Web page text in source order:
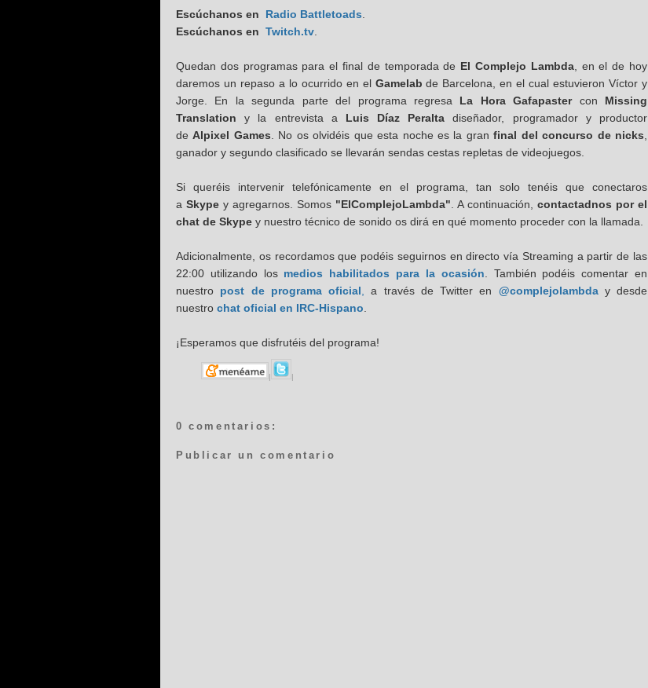
Escúchanos en Radio Battletoads
Escúchanos en Twitch.tv
Quedan dos programas para el final de temporada de El Complejo Lambda, en el de hoy
daremos un repaso a lo ocurrido en el Gamelab de Barcelona, en el cual estuvieron Víctor y
Jorge. En la segunda parte del programa regresa La Hora Gafapastercon Missing
Translation y la entrevista a Luis Díaz Peralta diseñador, programador y productor
deAlpixel Games . No os olvidéis que esta noche es la granfinal del concurso de nicks
ganador y segundo clasificado se llevarán sendas cestas repletas de videojuegos.
Si queréis intervenir telefónicamente en el programa, tan solo tenéis que conectaros
a Skype y agregarnos. Somos "ElComplejoLambda" . A continuación, contactadnos por el
chat de Skype y nuestro técnico de sonido os dirá en qué momento proceder con la llamada.
Adicionalmente, os recordamos que podéis seguirnos en directo vía Streaming a partir de las
22:00 utilizando los medios habilitados para la ocasión . También podéis comentar en
nuestro post de programa oficial a través de Twitter en @complejolambday desde
nuestro chat oficial en IRC-Hispano
¡Esperamos que disfrutéis del programa!
| |
0 comentarios:
Publicar un comentario